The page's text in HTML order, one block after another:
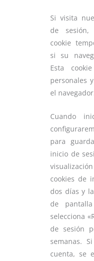
Si visita
de sesión,
cookie
si su
Esta
personales
el
Cuando
para
inicio de
cookies de
dos días y
de
selecciona
de sesión
semanas.
cuenta, se